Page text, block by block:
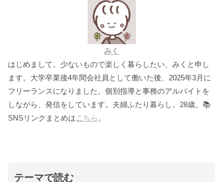
みく
はじめまして。少ないもので楽しく暮らしたい、みくと申し
ます。大学卒業後4年間会社員として働いた後、2025年3月に
フリーランスになりました。個別指導と事務のアルバイトを
しながら、発信をしています。夫婦ふたり暮らし。28歳。📚
SNSリンクまとめはこちら 。
テーマで読む